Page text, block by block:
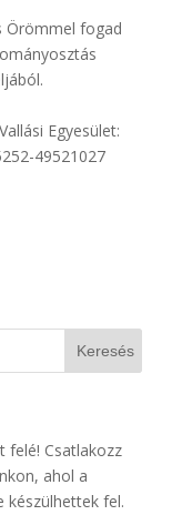
Örömmel fogad
Egyesület:
49521027
felé! Csatlakozz
ahol a
készülhettek fel.